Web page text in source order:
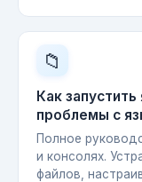
📁
Как
проблемы с
Полное
и консолях.
файлов,